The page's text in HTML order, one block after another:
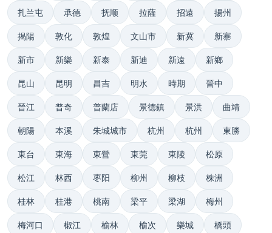
扎兰屯 承德 抚顺 拉薩 招遠 揚州
揭陽 敦化 敦煌 文山市 新冀 新寨
新市 新樂 新泰 新迪 新遠 新鄉
昆山 昆明 昌吉 明水 時期 晉中
晉江 普奇 普蘭店 景德鎮 景洪 曲靖
朝陽 本溪 朱城城市 杭州 杭州 東勝
東台 東海 東營 東莞 東陵 松原
松江 林西 枣阳 柳州 柳枝 株洲
桂林 桂港 桃南 梁平 梁湖 梅州
梅河口 椒江 榆林 榆次 樂城 橋頭